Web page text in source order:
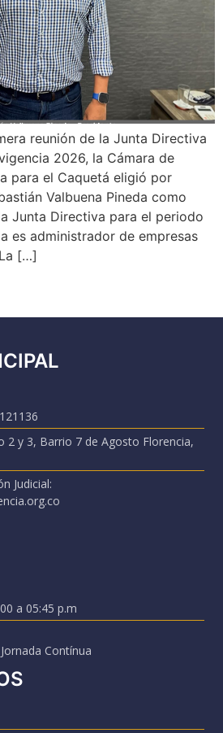
reunión de la Junta Directiva
2026, la Cámara de
para el Caquetá eligió por
Valbuena Pineda como
Junta Directiva para el periodo
es administrador de empresas
[…]
2 y 3, Barrio 7 de Agosto Florencia,
Judicial:
a 05:45 p.m
Contínua